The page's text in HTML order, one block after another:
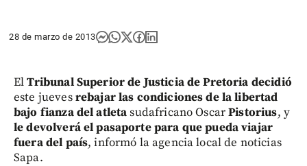
28 de marzo de 2013
ElTribunal Superior de Justicia de Pretoria decidió
este juevesrebajar las condiciones de la libertad
bajo fianza del atletasudafricano OscarPistorius, y
le devolverá el pasaporte para que pueda viajar
fuera del país, informó la agencia local de noticias
Sapa.